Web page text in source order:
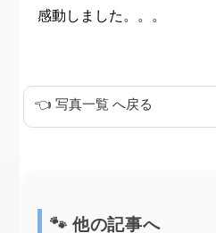
感動しました。。。
👈 写真一覧 へ戻る
🐾 他の記事へ